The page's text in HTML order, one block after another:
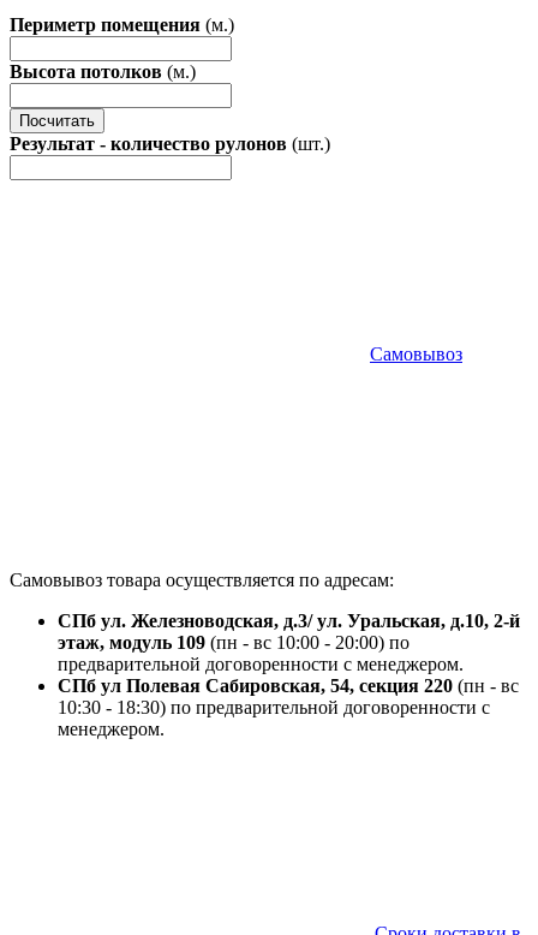
Периметр помещения (м.)
Высота потолков (м.)
Посчитать
Результат - количество рулонов (шт.)
Самовывоз
Самовывоз товара осуществляется по адресам:
СПб ул. Железноводская, д.3/ ул. Уральская, д.10, 2-й
этаж, модуль 109 (пн - вс 10:00 - 20:00) по
предварительной договоренности с менеджером.
СПб ул Полевая Сабировская, 54, секция 220 (пн - вс
10:30 - 18:30) по предварительной договоренности с
менеджером.